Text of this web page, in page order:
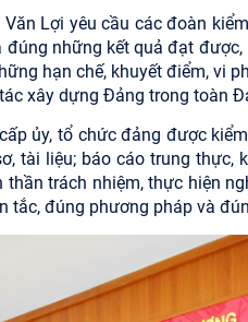
Lợi yêu cầu các đoàn
đúng những kết quả đạt
hạn chế, khuyết điểm, vi
xây dựng Đảng trong toàn
ủy, tổ chức đảng được
tài liệu; báo cáo trung thực,
thần trách nhiệm, thực hiện
tắc, đúng phương pháp và